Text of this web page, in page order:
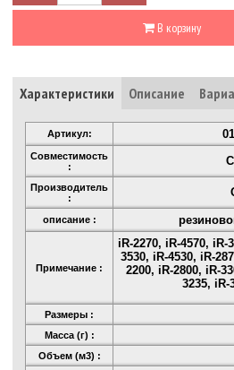
В корзину
Характеристики Описание
Артикул:
Совместимость
:
Производитель
:
описание :
Примечание :
iR-2270, iR-4570, iR-
3530, iR-4530, iR-
2200, iR-2800, iR-
3235, iR-
Размеры :
Масса (г) :
Объем (м3) :